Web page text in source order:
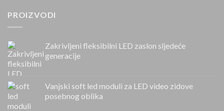
PROIZVODI
Zakrivljeni fleksibilni LED zaslon sljedeće
generacije
Vanjski soft led moduli za LED video zidove
posebnog oblika